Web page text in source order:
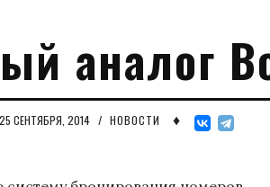
аналог
25 СЕНТЯБРЯ, 2014 / НОВОСТИ ♦